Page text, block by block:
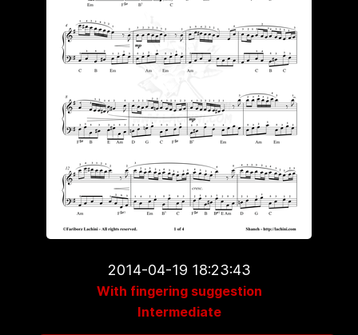
2014-04-19 18:23:43
With fingering suggestion
Intermediate